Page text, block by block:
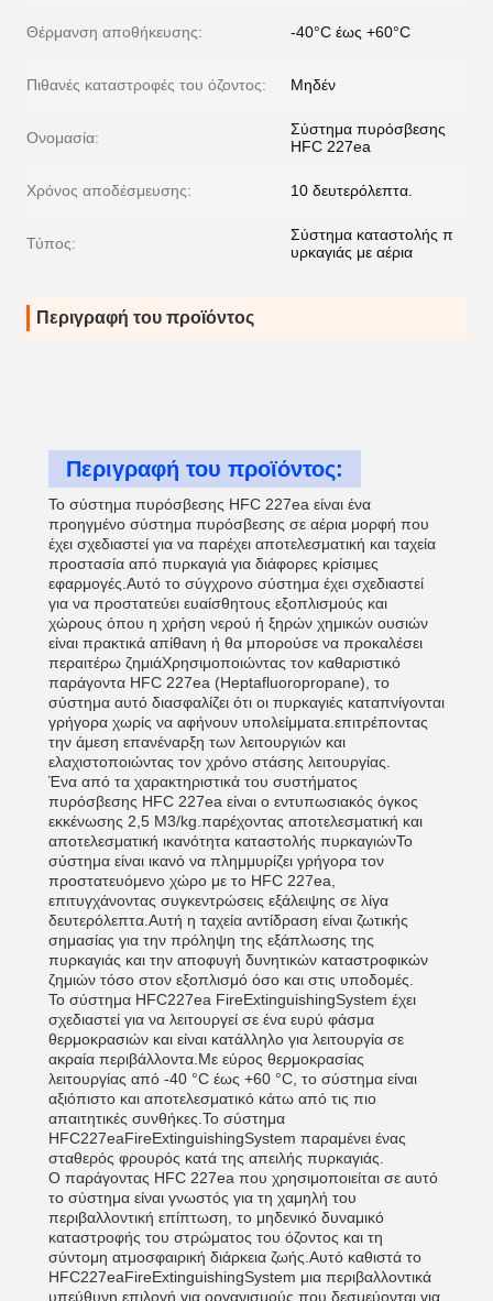
Θέρμανση αποθήκευσης: -40°C έως +60°C
Πιθανές καταστροφές του όζοντος: Μηδέν
Ονομασία:
Σύστημα πυρόσβεσης
HFC 227ea
Χρόνος αποδέσμευσης: 10 δευτερόλεπτα.
Τύπος:
Σύστημα καταστολής π
υρκαγιάς με αέρια
Περιγραφή του προϊόντος
Περιγραφή του προϊόντος:
Το σύστημα πυρόσβεσης HFC 227ea είναι ένα
προηγμένο σύστημα πυρόσβεσης σε αέρια μορφή που
έχει σχεδιαστεί για να παρέχει αποτελεσματική και ταχεία
προστασία από πυρκαγιά για διάφορες κρίσιμες
εφαρμογές.Αυτό το σύγχρονο σύστημα έχει σχεδιαστεί
για να προστατεύει ευαίσθητους εξοπλισμούς και
χώρους όπου η χρήση νερού ή ξηρών χημικών ουσιών
είναι πρακτικά απίθανη ή θα μπορούσε να προκαλέσει
περαιτέρω ζημιάΧρησιμοποιώντας τον καθαριστικό
παράγοντα HFC 227ea (Heptafluoropropane), το
σύστημα αυτό διασφαλίζει ότι οι πυρκαγιές καταπνίγονται
γρήγορα χωρίς να αφήνουν υπολείμματα.επιτρέποντας
την άμεση επανέναρξη των λειτουργιών και
ελαχιστοποιώντας τον χρόνο στάσης λειτουργίας.
Ένα από τα χαρακτηριστικά του συστήματος
πυρόσβεσης HFC 227ea είναι ο εντυπωσιακός όγκος
εκκένωσης 2,5 M3/kg.παρέχοντας αποτελεσματική και
αποτελεσματική ικανότητα καταστολής πυρκαγιώνΤο
σύστημα είναι ικανό να πλημμυρίζει γρήγορα τον
προστατευόμενο χώρο με το HFC 227ea,
επιτυγχάνοντας συγκεντρώσεις εξάλειψης σε λίγα
δευτερόλεπτα.Αυτή η ταχεία αντίδραση είναι ζωτικής
σημασίας για την πρόληψη της εξάπλωσης της
πυρκαγιάς και την αποφυγή δυνητικών καταστροφικών
ζημιών τόσο στον εξοπλισμό όσο και στις υποδομές.
Το σύστημα HFC227ea FireExtinguishingSystem έχει
σχεδιαστεί για να λειτουργεί σε ένα ευρύ φάσμα
θερμοκρασιών και είναι κατάλληλο για λειτουργία σε
ακραία περιβάλλοντα.Με εύρος θερμοκρασίας
λειτουργίας από -40 °C έως +60 °C, το σύστημα είναι
αξιόπιστο και αποτελεσματικό κάτω από τις πιο
απαιτητικές συνθήκες.Το σύστημα
HFC227eaFireExtinguishingSystem παραμένει ένας
σταθερός φρουρός κατά της απειλής πυρκαγιάς.
Ο παράγοντας HFC 227ea που χρησιμοποιείται σε αυτό
το σύστημα είναι γνωστός για τη χαμηλή του
περιβαλλοντική επίπτωση, το μηδενικό δυναμικό
καταστροφής του στρώματος του όζοντος και τη
σύντομη ατμοσφαιρική διάρκεια ζωής.Αυτό καθιστά το
HFC227eaFireExtinguishingSystem μια περιβαλλοντικά
υπεύθυνη επιλογή για οργανισμούς που δεσμεύονται για